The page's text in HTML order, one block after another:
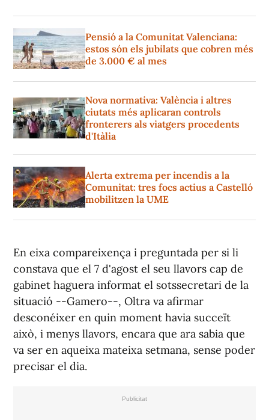
Pensió a la Comunitat Valenciana:
estos són els jubilats que cobren més
de 3.000 € al mes
Nova normativa: València i altres
ciutats més aplicaran controls
fronterers als viatgers procedents
d'Itàlia
Alerta extrema per incendis a la
Comunitat: tres focs actius a Castelló
mobilitzen la UME
En eixa compareixença i preguntada per si li
constava que el 7 d'agost el seu llavors cap de
gabinet haguera informat el sotssecretari de la
situació --Gamero--, Oltra va afirmar
desconéixer en quin moment havia succeït
això, i menys llavors, encara que ara sabia que
va ser en aqueixa mateixa setmana, sense poder
precisar el dia.